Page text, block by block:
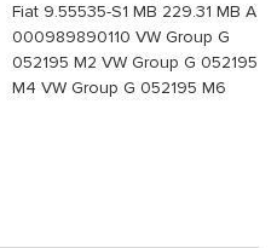
Fiat 9.55535-S1 MB 229.31 MB A
000989890110 VW Group G
052195 M2 VW Group G 052195
M4 VW Group G 052195 M6